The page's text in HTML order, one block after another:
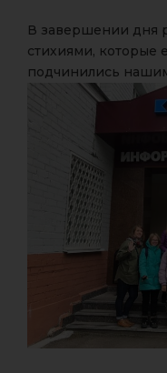
В завершении дня
стихиями, которые
подчинились